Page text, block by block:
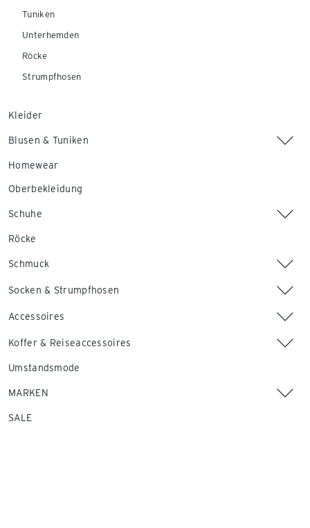
Tuniken
Unterhemden
Röcke
Strumpfhosen
Kleider
Blusen & Tuniken
Homewear
Oberbekleidung
Schuhe
Röcke
Schmuck
Socken & Strumpfhosen
Accessoires
Koffer & Reiseaccessoires
Umstandsmode
MARKEN
SALE